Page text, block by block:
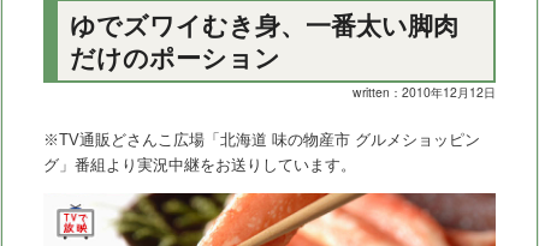
ン
テ
ツ
へ
移
テ
ン
へ
移
動
ゆでズワイむき身、一番太い脚肉
だけのポーション
written：2010年12月12日
※TV通販どさんこ広場「北海道 味の物産市 グルメショッピン
グ」番組より実況中継をお送りしています。